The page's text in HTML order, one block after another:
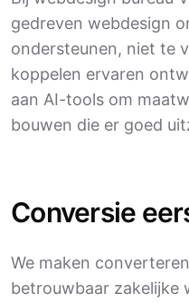
gedreven webdesign
ondersteunen, niet te
koppelen ervaren
aan AI-tools om
bouwen die er goed
Conversie
We maken
betrouwbaar zakelijke